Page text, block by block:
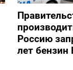
Россию
лет бензин